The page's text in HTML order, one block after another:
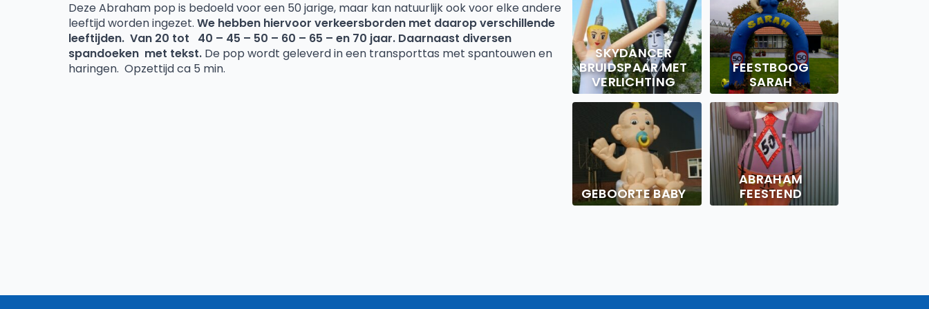
Deze Abraham pop is bedoeld voor een 50 jarige, maar kan natuurlijk ook voor elke andere
leeftijd worden ingezet. We hebben hiervoor verkeersborden met daarop verschillende
leeftijden. Van 20 tot 40 – 45 – 50 – 60 – 65 – en 70 jaar. Daarnaast diversen
spandoeken met tekst. De pop wordt geleverd in een transporttas met spantouwen en
haringen. Opzettijd ca 5 min.
SKYDANCER
BRUIDSPAAR MET
VERLICHTING
FEESTBOOG
SARAH
GEBOORTE BABY
ABRAHAM
FEESTEND